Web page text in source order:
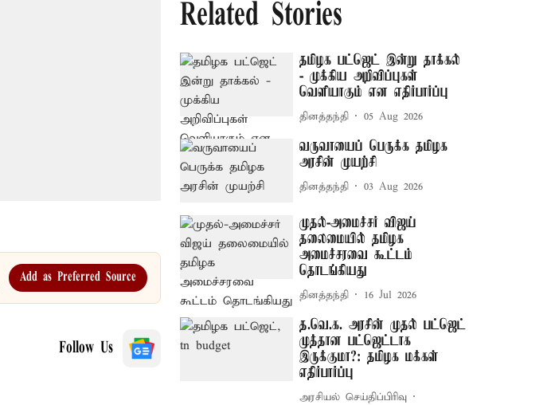
Add as Preferred Source
Follow Us
Related Stories
தமிழக பட்ஜெட் இன்று தாக்கல்
- முக்கிய அறிவிப்புகள்
வெளியாகும் என எதிர்பார்ப்பு
தினத்தந்தி 05 Aug 2026
வருவாயைப் பெருக்க தமிழக
அரசின் முயற்சி
தினத்தந்தி 03 Aug 2026
முதல்-அமைச்சர் விஜய்
தலைமையில் தமிழக
அமைச்சரவை கூட்டம்
தொடங்கியது
தினத்தந்தி 16 Jul 2026
த.வெ.க. அரசின் முதல் பட்ஜெட்
முத்தான பட்ஜெட்டாக
இருக்குமா?: தமிழக மக்கள்
எதிர்பார்ப்பு
அரசியல் செய்திப்பிரிவு